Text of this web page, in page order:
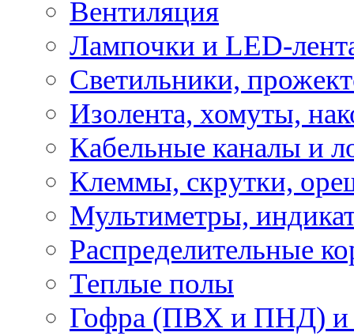
Вентиляция
Лампочки и LED-
Светильники,
Изолента, хомуты,
Кабельные каналы и
Клеммы, скрутки,
Мультиметры,
Распределительные
Теплые полы
Гофра (ПВХ и ПНД) и